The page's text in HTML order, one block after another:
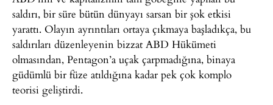
saldırı, bir süre bütün dünyayı sarsan bir şok etkisi
yarattı. Olayın ayrıntıları ortaya çıkmaya başladıkça, bu
saldırıları düzenleyenin bizzat ABD Hükümeti
olmasından, Pentagon’a uçak çarpmadığına, binaya
güdümlü bir füze atıldığına kadar pek çok komplo
teorisi geliştirdi.